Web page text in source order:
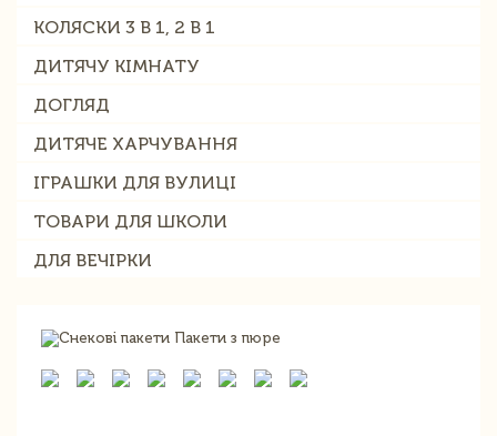
КОЛЯСКИ 3 В 1, 2 В 1
ДИТЯЧУ КІМНАТУ
ДОГЛЯД
ДИТЯЧЕ ХАРЧУВАННЯ
ІГРАШКИ ДЛЯ ВУЛИЦІ
ТОВАРИ ДЛЯ ШКОЛИ
ДЛЯ ВЕЧІРКИ